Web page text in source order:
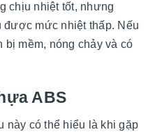
chịu nhiệt tốt, nhưng
được mức nhiệt thấp. Nếu
mềm, nóng chảy và có
ABS
này có thể hiểu là khi gặp